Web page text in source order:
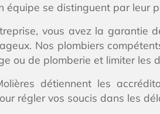
équipe se distinguent par leur
vous avez la garantie
Nos plombiers
ou de plomberie et limiter les
détiennent les
régler vos soucis dans les